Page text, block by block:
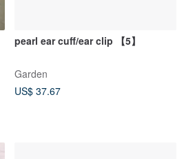
pearl ear cuff/ear clip 【5】
Garden
US$ 37.67